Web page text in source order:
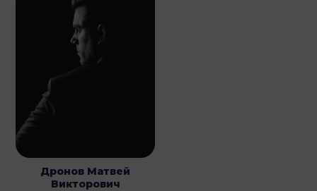
Дронов Матвей
Викторович